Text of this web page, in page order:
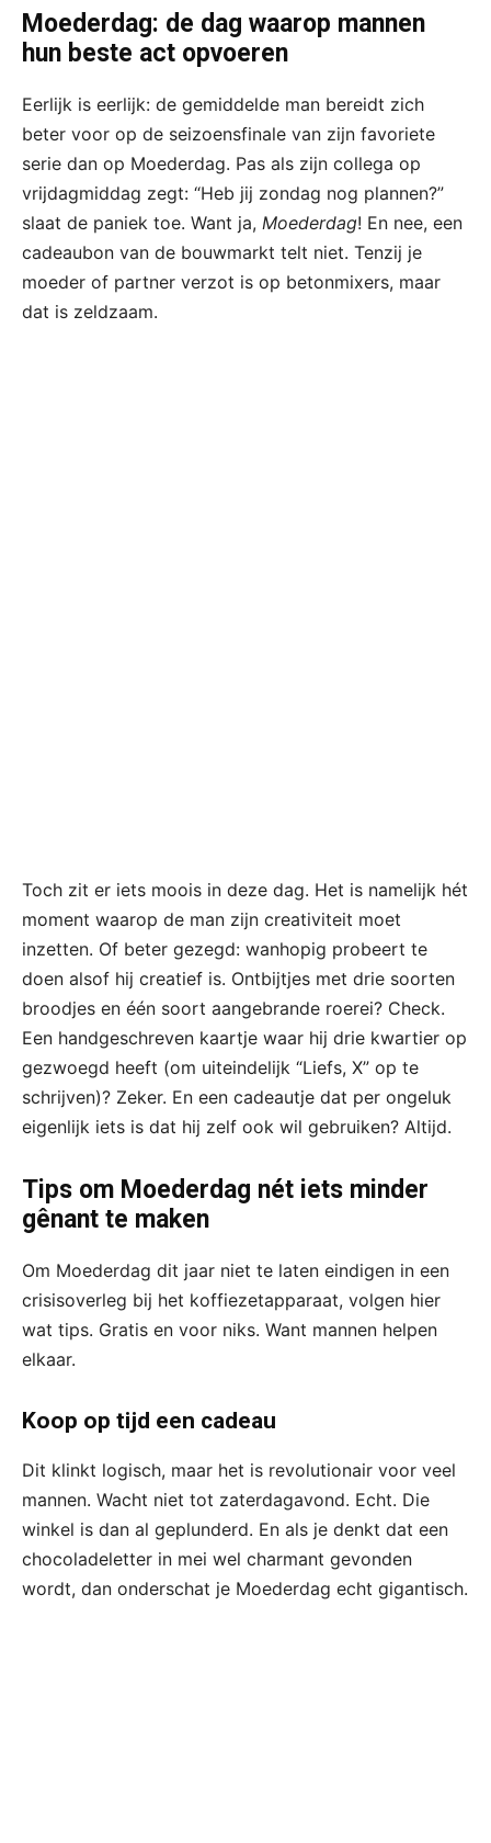
Moederdag: de dag waarop mannen
hun beste act opvoeren
Eerlijk is eerlijk: de gemiddelde man bereidt zich
beter voor op de seizoensfinale van zijn favoriete
serie dan op Moederdag. Pas als zijn collega op
vrijdagmiddag zegt: “Heb jij zondag nog plannen?”
slaat de paniek toe. Want ja, Moederdag! En nee, een
cadeaubon van de bouwmarkt telt niet. Tenzij je
moeder of partner verzot is op betonmixers, maar
dat is zeldzaam.
Toch zit er iets moois in deze dag. Het is namelijk hét
moment waarop de man zijn creativiteit moet
inzetten. Of beter gezegd: wanhopig probeert te
doen alsof hij creatief is. Ontbijtjes met drie soorten
broodjes en één soort aangebrande roerei? Check.
Een handgeschreven kaartje waar hij drie kwartier op
gezwoegd heeft (om uiteindelijk “Liefs, X” op te
schrijven)? Zeker. En een cadeautje dat per ongeluk
eigenlijk iets is dat hij zelf ook wil gebruiken? Altijd.
Tips om Moederdag nét iets minder
gênant te maken
Om Moederdag dit jaar niet te laten eindigen in een
crisisoverleg bij het koffiezetapparaat, volgen hier
wat tips. Gratis en voor niks. Want mannen helpen
elkaar.
Koop op tijd een cadeau
Dit klinkt logisch, maar het is revolutionair voor veel
mannen. Wacht niet tot zaterdagavond. Echt. Die
winkel is dan al geplunderd. En als je denkt dat een
chocoladeletter in mei wel charmant gevonden
wordt, dan onderschat je Moederdag echt gigantisch.